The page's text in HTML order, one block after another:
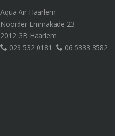
Aqua Air Haarlem
Noorder Emmakade 23
2012 GB Haarlem
023 532 0181
06 5333 3582